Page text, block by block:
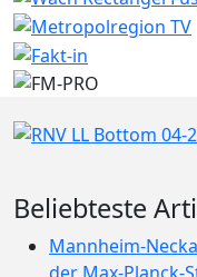
Beliebteste
Mannheim-